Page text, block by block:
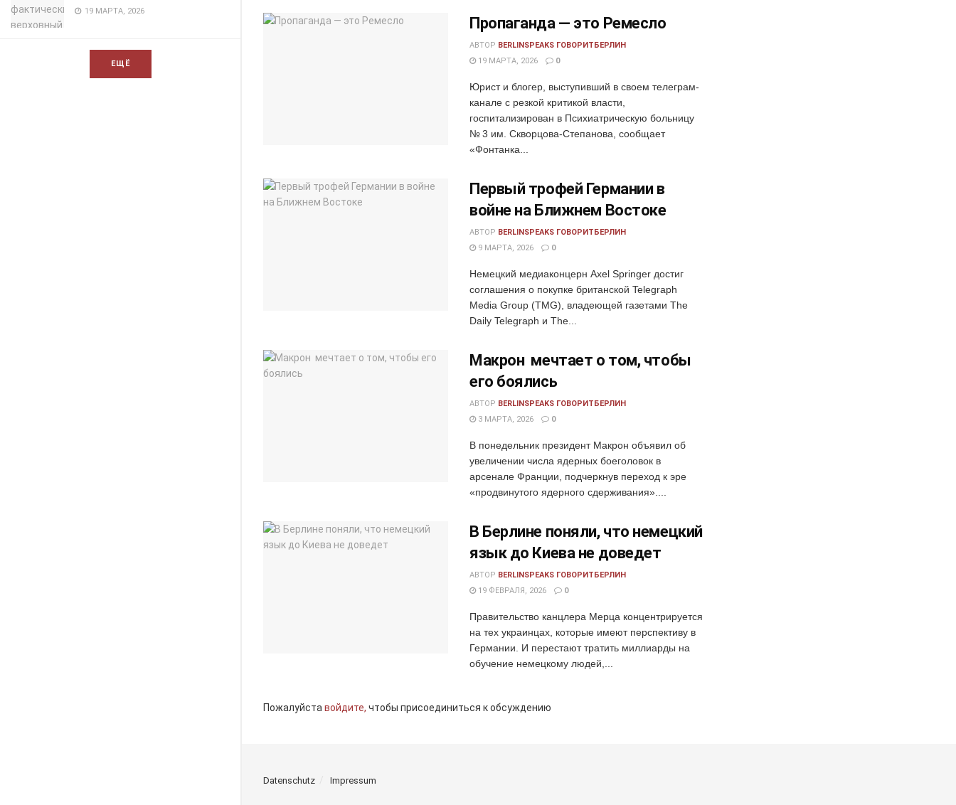
19 МАРТА, 2026
ЕЩЁ
Пропаганда — это Ремесло
АВТОР BERLINSPEAKS ГОВОРИТБЕРЛИН
19 МАРТА, 2026
0
Юрист и блогер, выступивший в своем телеграм-
канале с резкой критикой власти,
госпитализирован в Психиатрическую больницу
№ 3 им. Скворцова-Степанова, сообщает
«Фонтанка...
Первый трофей Германии в
войне на Ближнем Востоке
АВТОР BERLINSPEAKS ГОВОРИТБЕРЛИН
9 МАРТА, 2026
0
Немецкий медиаконцерн Axel Springer достиг
соглашения о покупке британской Telegraph
Media Group (TMG), владеющей газетами The
Daily Telegraph и The...
Макрон мечтает о том, чтобы
его боялись
АВТОР BERLINSPEAKS ГОВОРИТБЕРЛИН
3 МАРТА, 2026
0
В понедельник президент Макрон объявил об
увеличении числа ядерных боеголовок в
арсенале Франции, подчеркнув переход к эре
«продвинутого ядерного сдерживания»....
В Берлине поняли, что немецкий
язык до Киева не доведет
АВТОР BERLINSPEAKS ГОВОРИТБЕРЛИН
19 ФЕВРАЛЯ, 2026
0
Правительство канцлера Мерца концентрируется
на тех украинцах, которые имеют перспективу в
Германии. И перестают тратить миллиарды на
обучение немецкому людей,...
Пожалуйста войдите, чтобы присоединиться к обсуждению
Datenschutz Impressum